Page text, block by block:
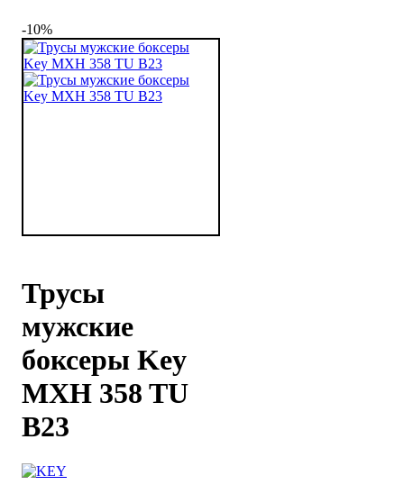
-10%
Трусы
мужские
боксеры Key
MXH 358 TU
B23